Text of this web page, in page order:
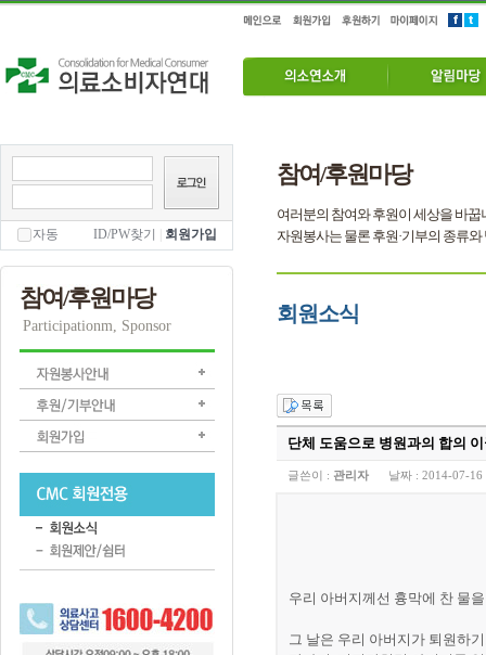
자동 ID/PW찾기 회원가입
참여/후원마당
Participationm, Sponsor
참여/후원마당
여러분의 참여와 후원이 세상을 바꿉
자원봉사는 물론 후원·기부의 종류
회원소식
단체 도움으로 병원과의 합의
글쓴이 : 관리자 날짜 : 2014-07-16
우리 아버지께선 흉막에 찬 물
그 날은 우리 아버지가 퇴원하